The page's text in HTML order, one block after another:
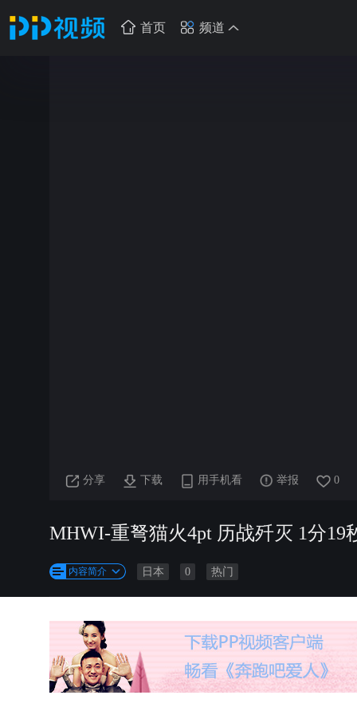
首页 频道
分享 下载 用手机看 举报 0
MHWI-重弩猫火4pt 历战歼灭 1分19
内容简介 日本 0 热门